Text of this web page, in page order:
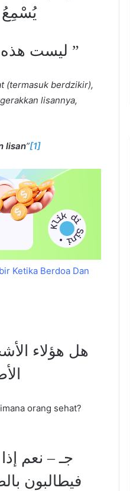
يُسْمِعُ
” ليست هذه
(termasuk berdzikir),
lisannya,
lisan”[1]
Ketika Berdoa Dan
هل هؤلاء
orang sehat?
جـ – نعم
فيطالبون